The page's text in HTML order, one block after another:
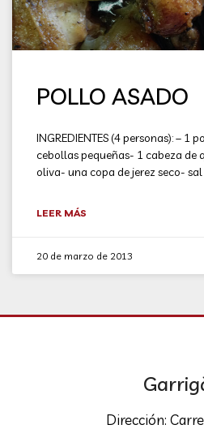
POLLO ASADO
INGREDIENTES (4 personas): – 1
cebollas pequeñas- 1 cabeza de
oliva- una copa de jerez seco- sal
LEER MÁS
20 de marzo de 2013
Dirección: